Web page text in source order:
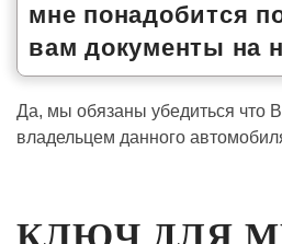
мне понадобится
вам документы на
Да, мы обязаны убедиться что
владельцем данного